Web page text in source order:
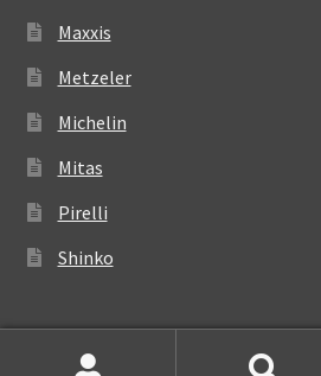
Maxxis
Metzeler
Michelin
Mitas
Pirelli
Shinko